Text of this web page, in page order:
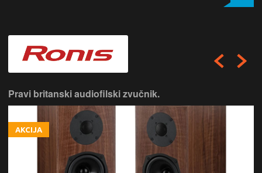
Pravi britanski audiofilski zvučnik.
AKCIJA